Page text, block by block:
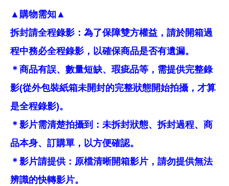
▲購物需知▲
拆封請全程錄影：為了保障雙方權益，請於開箱過
程中務必全程錄影，以確保商品是否有遺漏。
＊商品有誤、數量短缺、瑕疵品等，需提供完整錄
影(從外包裝紙箱未開封的完整狀態開始拍攝，才算
是全程錄影)。
＊影片需清楚拍攝到：未拆封狀態、拆封過程、商
品本身、訂購單，以方便確認。
＊影片請提供：原檔清晰開箱影片，請勿提供無法
辨識的快轉影片。